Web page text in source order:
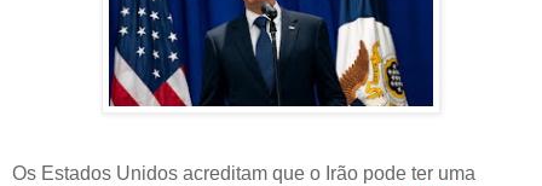
Os Estados Unidos acreditam que o Irão pode ter uma